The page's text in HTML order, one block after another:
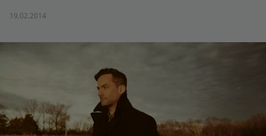
19.02.2014